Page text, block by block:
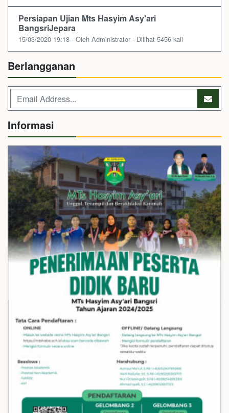
Persiapan Ujian Mts Hasyim Asy'ari
BangsriJepara
15/03/2020 19:18 - Oleh Administrator - Dilihat 5456 kali
Berlangganan
Informasi